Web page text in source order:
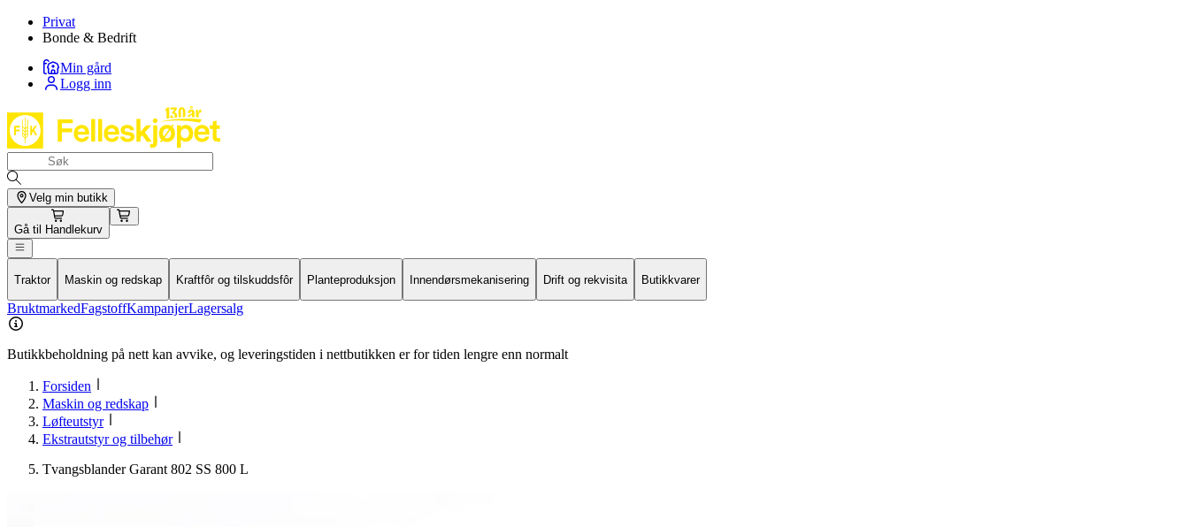
Privat
Bonde & Bedrift
Min gård
Logg inn
Velg min butikk
Gå til Handlekurv
Traktor Maskin og redskap Kraftfôr og tilskuddsfôr Planteproduksjon Innendørsmekanisering Drift og rekvisita Butikkvarer
BruktmarkedFagstoffKampanjerLagersalg
Butikkbeholdning på nett kan avvike, og leveringstiden i nettbutikken er for tiden lengre enn normalt
Forsiden
Maskin og redskap
Løfteutstyr
Ekstrautstyr og tilbehør
Tvangsblander Garant 802 SS 800 L